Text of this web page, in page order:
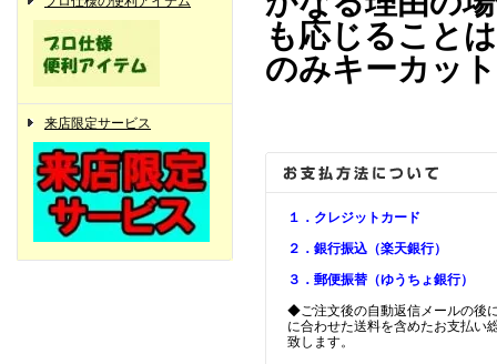
来店限定サービス
も応じること
のみキーカッ
１．クレジットカード
２．銀行振込（楽天銀行）
３．郵便振替（ゆうちょ銀行）
◆ご注文後の自動返信メールの後
に合わせた送料を含めたお支払い
致します。